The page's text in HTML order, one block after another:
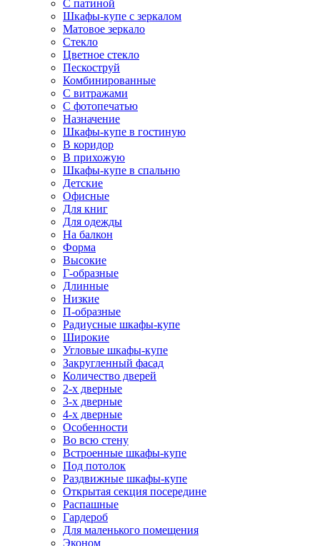
С патиной
Шкафы-купе с зеркалом
Матовое зеркало
Стекло
Цветное стекло
Пескоструй
Комбинированные
С витражами
С фотопечатью
Назначение
Шкафы-купе в гостиную
В коридор
В прихожую
Шкафы-купе в спальню
Детские
Офисные
Для книг
Для одежды
На балкон
Форма
Высокие
Г-образные
Длинные
Низкие
П-образные
Радиусные шкафы-купе
Широкие
Угловые шкафы-купе
Закругленный фасад
Количество дверей
2-х дверные
3-х дверные
4-х дверные
Особенности
Во всю стену
Встроенные шкафы-купе
Под потолок
Раздвижные шкафы-купе
Открытая секция посередине
Распашные
Гардероб
Для маленького помещения
Эконом